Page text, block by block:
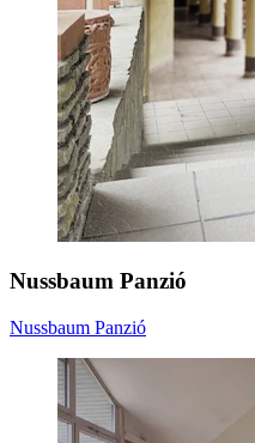
Nussbaum Panzió
Nussbaum Panzió